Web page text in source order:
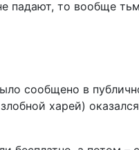
падают, то вообще
сообщено в
харей)